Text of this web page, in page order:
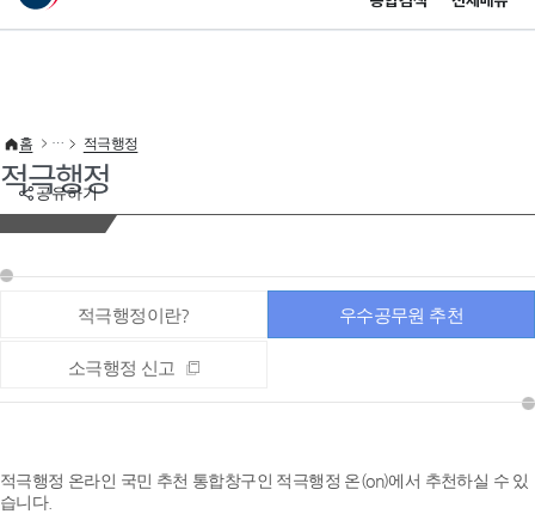
이 누리집은 대한민국 공식 전자정부 누리집입니다.
공유하기
홈 적극행정
적극행정
적극행정이란? 우수공무원 추천
소극행정 신고
적극행정 온라인 국민 추천 통합창구인 적극행정 온(on)에서 추천하실 수 있
습니다.